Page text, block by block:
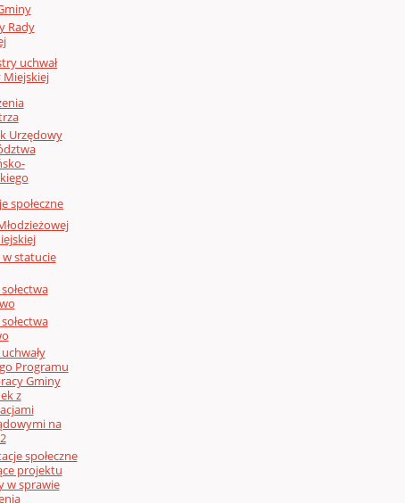
Rady
uchwał
Miejskiej
Urzędowy
społeczne
statucie
Programu
Gminy
z
na
społeczne
projektu
w sprawie